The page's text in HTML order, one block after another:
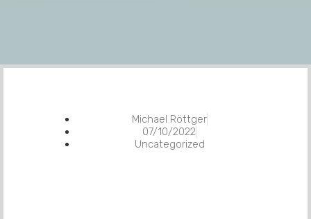
Michael Röttger
07/10/2022
Uncategorized